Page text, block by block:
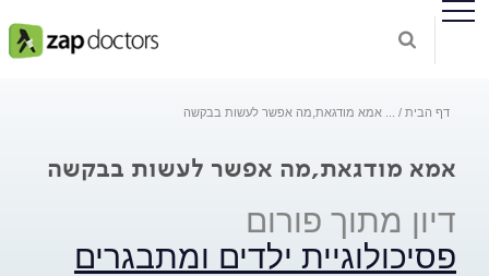
דף הבית אמא מודגאת,מה אפשר לעשות בבקשה
אמא מודגאת,מה אפשר לעשות בבקשה
דיון מתוך פורום
פסיכולוגיית ילדים ומתבגרים